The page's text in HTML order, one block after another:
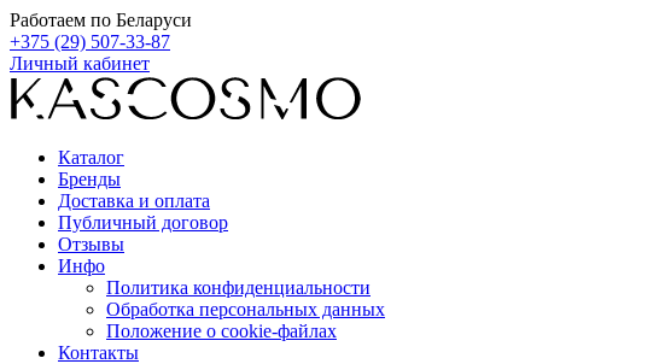
Работаем по Беларуси
+375 (29) 507-33-87
Личный кабинет
Каталог
Бренды
Доставка и оплата
Публичный договор
Отзывы
Инфо
Политика конфиденциальности
Обработка персональных данных
Положение о cookie-файлах
Контакты